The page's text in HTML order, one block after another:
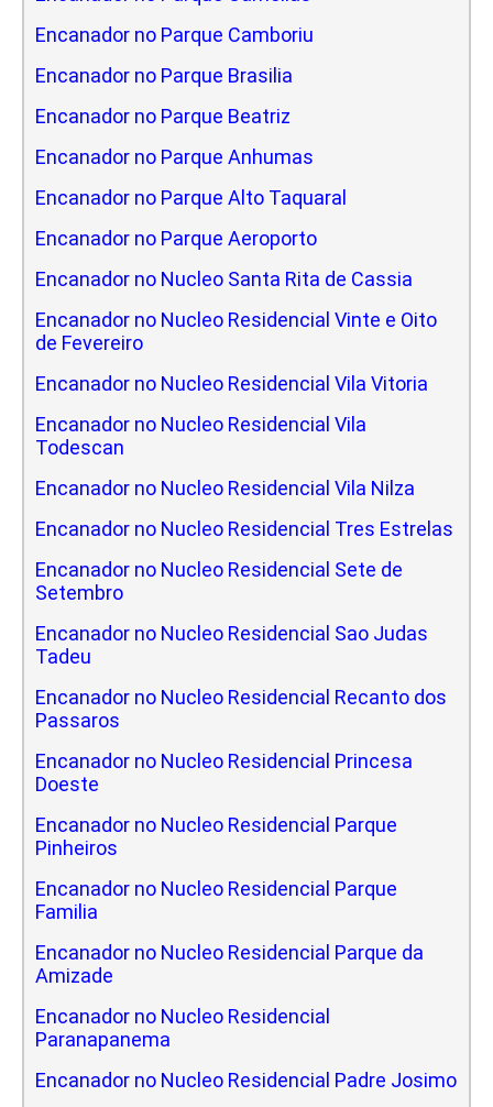
Encanador no Parque Camboriu
Encanador no Parque Brasilia
Encanador no Parque Beatriz
Encanador no Parque Anhumas
Encanador no Parque Alto Taquaral
Encanador no Parque Aeroporto
Encanador no Nucleo Santa Rita de Cassia
Encanador no Nucleo Residencial Vinte e Oito
de Fevereiro
Encanador no Nucleo Residencial Vila Vitoria
Encanador no Nucleo Residencial Vila
Todescan
Encanador no Nucleo Residencial Vila Nilza
Encanador no Nucleo Residencial Tres Estrelas
Encanador no Nucleo Residencial Sete de
Setembro
Encanador no Nucleo Residencial Sao Judas
Tadeu
Encanador no Nucleo Residencial Recanto dos
Passaros
Encanador no Nucleo Residencial Princesa
Doeste
Encanador no Nucleo Residencial Parque
Pinheiros
Encanador no Nucleo Residencial Parque
Familia
Encanador no Nucleo Residencial Parque da
Amizade
Encanador no Nucleo Residencial
Paranapanema
Encanador no Nucleo Residencial Padre Josimo